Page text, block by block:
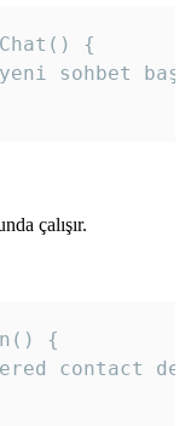
{
sohbet
çalışır.
{
contact